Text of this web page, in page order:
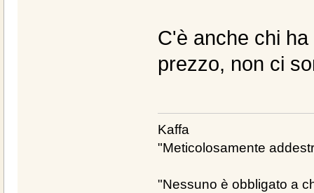
C'è anche chi
prezzo, non ci
Kaffa
"Meticolosamente
"Nessuno è obbligato a